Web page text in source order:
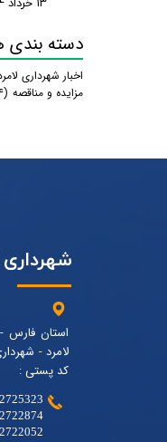
۱۳ خرداد ۰۴
دسته بندی
اخبار شهرداری
مزایده و مناقصه (۴۴)
شهرداری
استان فارس
لامرد -
کد پستی :
52725323(071) روابط
52722874(071) دفتر
52722052(071)